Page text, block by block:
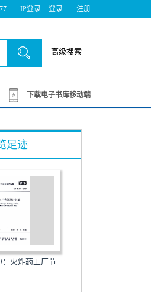
IP登录 登录 注册
高级搜索
下载电子书库移动端
足迹
：火炸药工厂节